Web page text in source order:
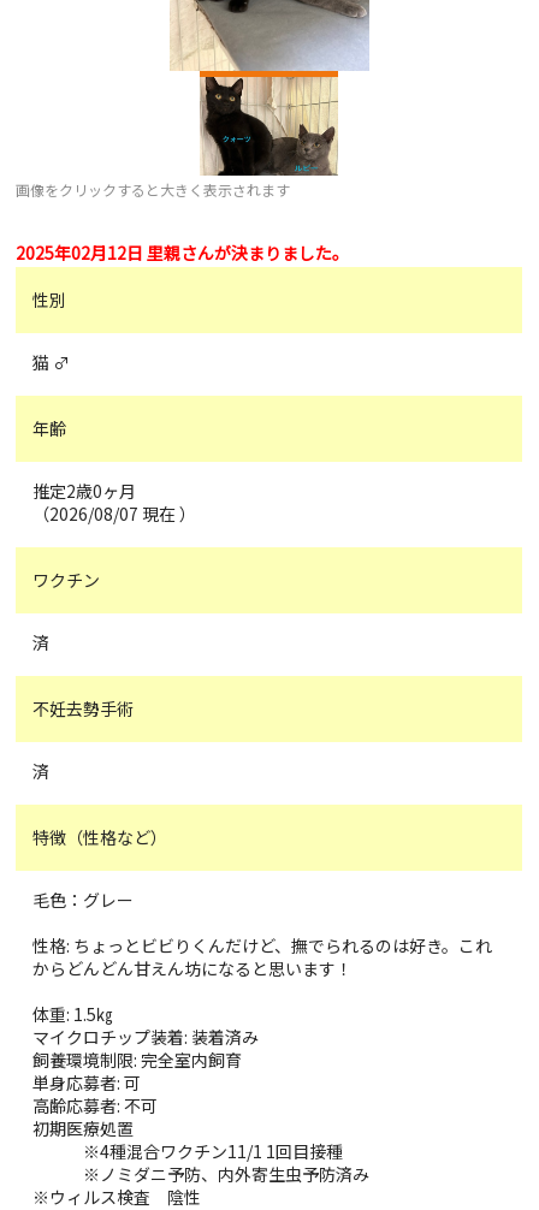
画像をクリックすると大きく表示されます
2025年02月12日 里親さんが決まりました。
性別
猫 ♂
年齢
推定2歳0ヶ月
（2026/08/07 現在 ）
ワクチン
済
不妊去勢手術
済
特徴（性格など）
毛色：グレー
性格: ちょっとビビりくんだけど、撫でられるのは好き。これ
からどんどん甘えん坊になると思います！
体重: 1.5㎏
マイクロチップ装着: 装着済み
飼養環境制限: 完全室内飼育
単身応募者: 可
高齢応募者: 不可
初期医療処置
※4種混合ワクチン11/1 1回目接種
※ノミダニ予防、内外寄生虫予防済み
※ウィルス検査 陰性